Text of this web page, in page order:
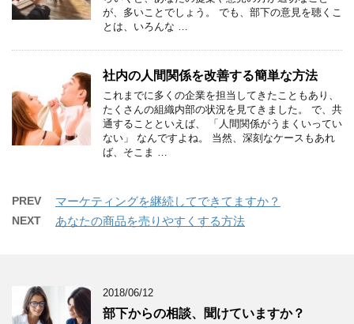
が、多いことでしょう。 でも、部下の意見を聴くこ
とは、いろんな …
社内の人間関係を改善する簡単な方法
これまでに多くの企業を担当してきたこともあり、
たくさんの組織内部の状況を見てきました。 で、共
通することといえば、 「人間関係がうまくいってい
ない」 なんですよね。 当然、深刻なケースもあれ
ば、そこま …
PREV マーケティングを継続してできてますか？
NEXT あなたの商品を売りやすくする方法
2018/06/12
部下からの相談、聞けていますか？